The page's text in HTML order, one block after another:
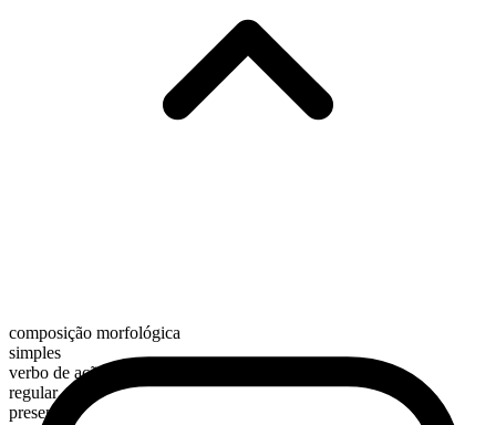
composição morfológica
simples
verbo de ação
regular
presente